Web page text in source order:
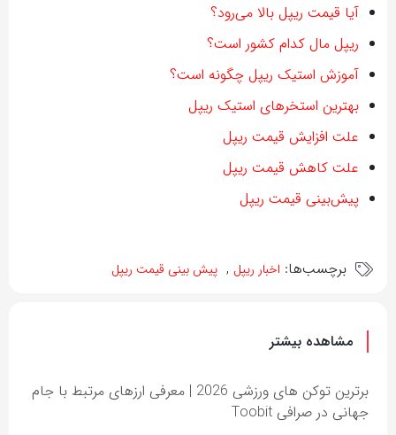
آیا قیمت ریپل بالا می‌رود؟
ریپل مال کدام کشور است؟
آموزش استیک ریپل چگونه است؟
بهترین استخرهای استیک ریپل
علت افزایش قیمت ریپل
علت کاهش قیمت ریپل
پیش‌بینی قیمت ریپل
برچسب‌ها: اخبار ریپل , پیش بینی قیمت ریپل
مشاهده بیشتر
برترین توکن های ورزشی 2026 | معرفی ارزهای مرتبط با جام
جهانی در صرافی Toobit